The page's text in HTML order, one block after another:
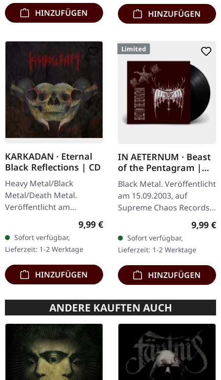
HINZUFÜGEN HINZUFÜGEN
KARKADAN · Eternal
Black Reflections | CD
Heavy Metal/Black
Metal/Death Metal.
Veröffentlicht am
19.01.2002, auf Supreme
Chaos Records. CD im
Jewelcase. Neuauflage mit
neuem Artwork,…
Regulärer Preis:
9,99 €
Sofort verfügbar,
Lieferzeit: 1-2 Werktage
HINZUFÜGEN
Limited
IN AETERNUM · Beast
of the Pentagram |
BLACK 10" MLP
Black Metal. Veröffentlicht
am 15.09.2003, auf
Supreme Chaos Records.
Achtung! Wir haben nur
noch Exemplare mit
"Promo" statt
Nummerierung.
Spezielle…
9,99 €
Sofort verfügbar,
Lieferzeit: 1-2 Werktage
HINZUFÜGEN
ANDERE KAUFTEN AUCH